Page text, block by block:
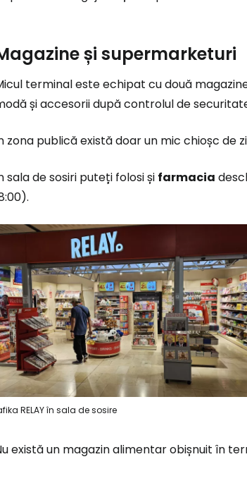
și supermarketuri
terminal este echipat cu două
și accesorii după controlul de
zona publică există doar un mic chioșc de
sala de sosiri puteți folosi și farmacia
RELAY în sala de sosire
există un magazin alimentar obișnuit în
... comunitatea